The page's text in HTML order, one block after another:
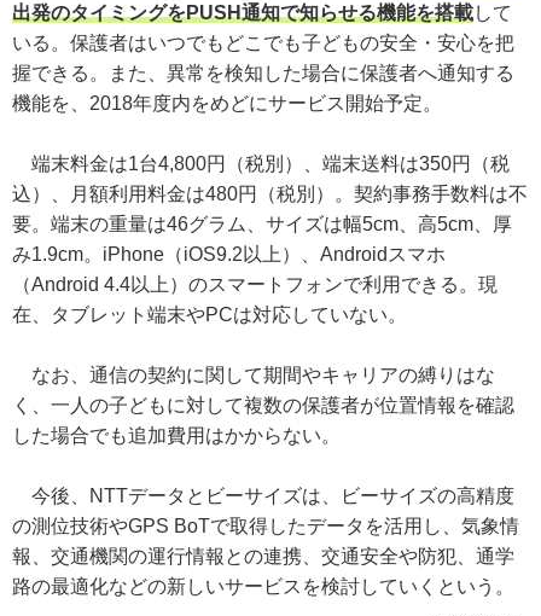
出発のタイミングをPUSH通知で知らせる機能を搭載して
いる。保護者はいつでもどこでも子どもの安全・安心を把
握できる。また、異常を検知した場合に保護者へ通知する
機能を、2018年度内をめどにサービス開始予定。
端末料金は1台4,800円（税別）、端末送料は350円（税
込）、月額利用料金は480円（税別）。契約事務手数料は不
要。端末の重量は46グラム、サイズは幅5cm、高5cm、厚
み1.9cm。iPhone（iOS9.2以上）、Androidスマホ
（Android 4.4以上）のスマートフォンで利用できる。現
在、タブレット端末やPCは対応していない。
なお、通信の契約に関して期間やキャリアの縛りはな
く、一人の子どもに対して複数の保護者が位置情報を確認
した場合でも追加費用はかからない。
今後、NTTデータとビーサイズは、ビーサイズの高精度
の測位技術やGPS BoTで取得したデータを活用し、気象情
報、交通機関の運行情報との連携、交通安全や防犯、通学
路の最適化などの新しいサービスを検討していくという。